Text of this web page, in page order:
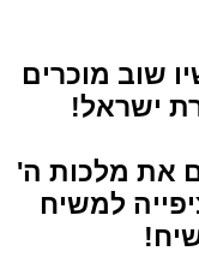
שוב מוכרים
ישראל!
את מלכות ה'
למשיח